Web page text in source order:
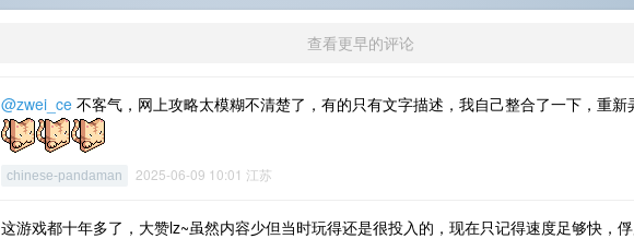
查看更早的评论
@zwei_ce 不客气，网上攻略太模糊不清楚了，有的只有文字描述，我自己整合了一下，重新
chinese-pandaman 2025-06-09 10:01 江苏
这游戏都十年多了，大赞lz~虽然内容少但当时玩得还是很投入的，现在只记得速度足够快，俘